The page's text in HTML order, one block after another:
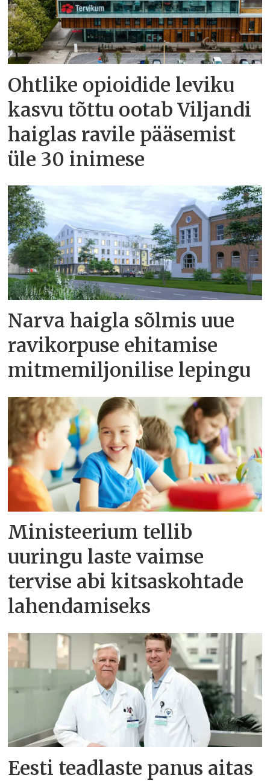
Ohtlike opioidide leviku
kasvu tõttu ootab Viljandi
haiglas ravile pääsemist
üle 30 inimese
Narva haigla sõlmis uue
ravikorpuse ehitamise
mitmemiljonilise lepingu
Ministeerium tellib
uuringu laste vaimse
tervise abi kitsaskohtade
lahendamiseks
Eesti teadlaste panus aitas